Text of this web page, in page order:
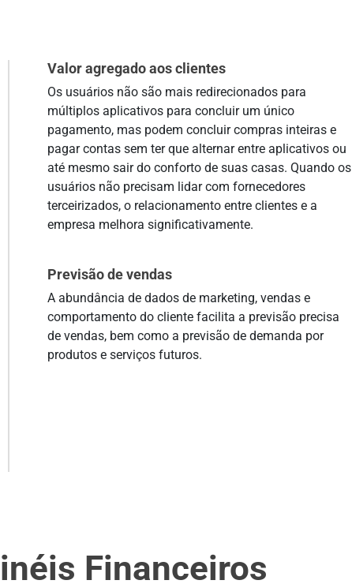
Valor agregado aos clientes
Os usuários não são mais redirecionados para
múltiplos aplicativos para concluir um único
pagamento, mas podem concluir compras inteiras e
pagar contas sem ter que alternar entre aplicativos ou
até mesmo sair do conforto de suas casas. Quando os
usuários não precisam lidar com fornecedores
terceirizados, o relacionamento entre clientes e a
empresa melhora significativamente.
Previsão de vendas
A abundância de dados de marketing, vendas e
comportamento do cliente facilita a previsão precisa
de vendas, bem como a previsão de demanda por
produtos e serviços futuros.
Financeiros